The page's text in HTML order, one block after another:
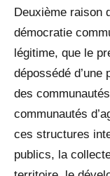
Deuxième raison
démocratie
légitime, que le
dépossédé
des
communautés
ces structures
publics, la